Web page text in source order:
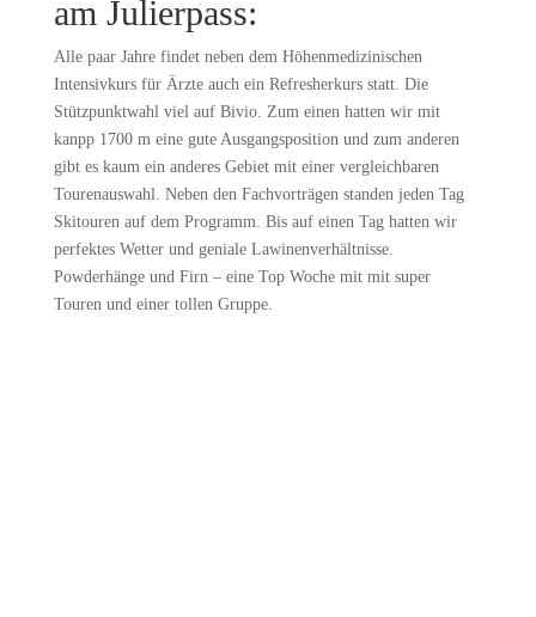
am Julierpass:
Alle paar Jahre findet neben dem Höhenmedizinischen
Intensivkurs für Ärzte auch ein Refresherkurs statt. Die
Stützpunktwahl viel auf Bivio. Zum einen hatten wir mit
kanpp 1700 m eine gute Ausgangsposition und zum anderen
gibt es kaum ein anderes Gebiet mit einer vergleichbaren
Tourenauswahl. Neben den Fachvorträgen standen jeden Tag
Skitouren auf dem Programm. Bis auf einen Tag hatten wir
perfektes Wetter und geniale Lawinenverhältnisse.
Powderhänge und Firn – eine Top Woche mit mit super
Touren und einer tollen Gruppe.